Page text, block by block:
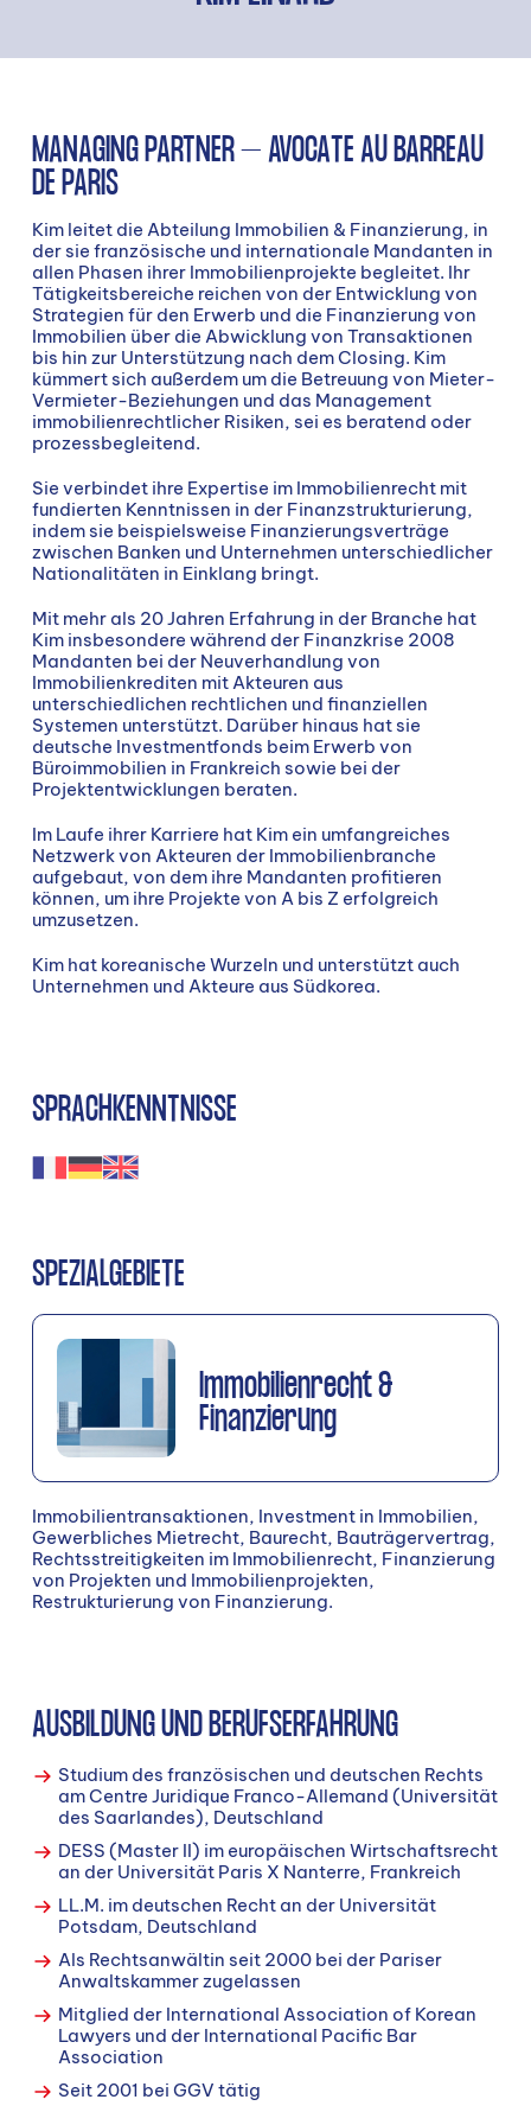
MANAGING PARTNER – AVOCATE AU BARREAU
DE PARIS
Kim leitet die Abteilung Immobilien & Finanzierung, in
der sie französische und internationale Mandanten in
allen Phasen ihrer Immobilienprojekte begleitet. Ihr
Tätigkeitsbereiche reichen von der Entwicklung von
Strategien für den Erwerb und die Finanzierung von
Immobilien über die Abwicklung von Transaktionen
bis hin zur Unterstützung nach dem Closing. Kim
kümmert sich außerdem um die Betreuung von Mieter-
Vermieter-Beziehungen und das Management
immobilienrechtlicher Risiken, sei es beratend oder
prozessbegleitend.
Sie verbindet ihre Expertise im Immobilienrecht mit
fundierten Kenntnissen in der Finanzstrukturierung,
indem sie beispielsweise Finanzierungsverträge
zwischen Banken und Unternehmen unterschiedlicher
Nationalitäten in Einklang bringt.
Mit mehr als 20 Jahren Erfahrung in der Branche hat
Kim insbesondere während der Finanzkrise 2008
Mandanten bei der Neuverhandlung von
Immobilienkrediten mit Akteuren aus
unterschiedlichen rechtlichen und finanziellen
Systemen unterstützt. Darüber hinaus hat sie
deutsche Investmentfonds beim Erwerb von
Büroimmobilien in Frankreich sowie bei der
Projektentwicklungen beraten.
Im Laufe ihrer Karriere hat Kim ein umfangreiches
Netzwerk von Akteuren der Immobilienbranche
aufgebaut, von dem ihre Mandanten profitieren
können, um ihre Projekte von A bis Z erfolgreich
umzusetzen.
Kim hat koreanische Wurzeln und unterstützt auch
Unternehmen und Akteure aus Südkorea.
SPRACHKENNTNISSE
SPEZIALGEBIETE
Immobilienrecht &
Finanzierung
Immobilientransaktionen, Investment in Immobilien,
Gewerbliches Mietrecht, Baurecht, Bauträgervertrag,
Rechtsstreitigkeiten im Immobilienrecht, Finanzierung
von Projekten und Immobilienprojekten,
Restrukturierung von Finanzierung.
AUSBILDUNG UND BERUFSERFAHRUNG
Studium des französischen und deutschen Rechts
am Centre Juridique Franco-Allemand (Universität
des Saarlandes), Deutschland
DESS (Master II) im europäischen Wirtschaftsrecht
an der Universität Paris X Nanterre, Frankreich
LL.M. im deutschen Recht an der Universität
Potsdam, Deutschland
Als Rechtsanwältin seit 2000 bei der Pariser
Anwaltskammer zugelassen
Mitglied der International Association of Korean
Lawyers und der International Pacific Bar
Association
Seit 2001 bei GGV tätig